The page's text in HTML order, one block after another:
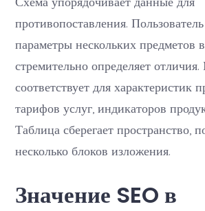
противопоставления.
параметры нескольких предметов
стремительно определяет
соответствует для характеристик
тарифов услуг, индикаторов
Таблица сберегает пространство,
несколько блоков изложения.
Значение SEO в